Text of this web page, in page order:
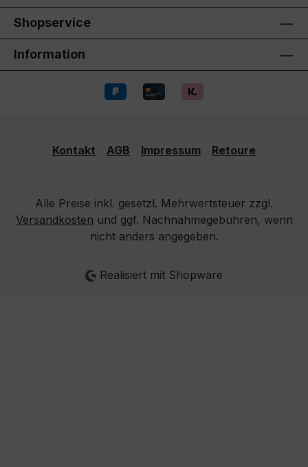
Shopservice
Information
Kontakt AGB Impressum Retoure
Alle Preise inkl. gesetzl. Mehrwertsteuer zzgl.
Versandkosten und ggf. Nachnahmegebühren, wenn
nicht anders angegeben.
Realisiert mit Shopware